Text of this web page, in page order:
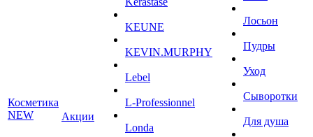
Косметика
NEW
Акции
KEUNE
KEVIN.MURPHY
Lebel
L-Professionnel
Londa
Лосьон
Пудры
Уход
Сыворотки
Для душа